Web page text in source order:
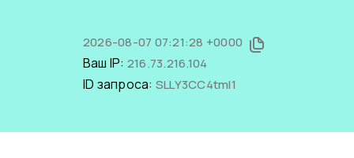
2026-08-07 07:21:28 +0000
Ваш IP: 216.73.216.104
ID запроса: SLLY3CC4tmI1